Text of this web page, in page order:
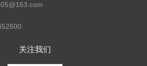
关注我们